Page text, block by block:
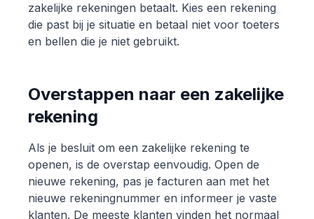
zakelijke rekeningen betaalt. Kies een rekening
die past bij je situatie en betaal niet voor toeters
en bellen die je niet gebruikt.
Overstappen naar een zakelijke
rekening
Als je besluit om een zakelijke rekening te
openen, is de overstap eenvoudig. Open de
nieuwe rekening, pas je facturen aan met het
nieuwe rekeningnummer en informeer je vaste
klanten. De meeste klanten vinden het normaal